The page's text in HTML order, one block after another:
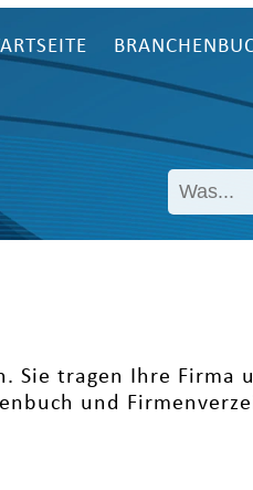
Sie tragen Ihre Firma
und